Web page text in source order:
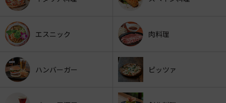
エスニック 肉料理
ハンバーガー ピッツァ